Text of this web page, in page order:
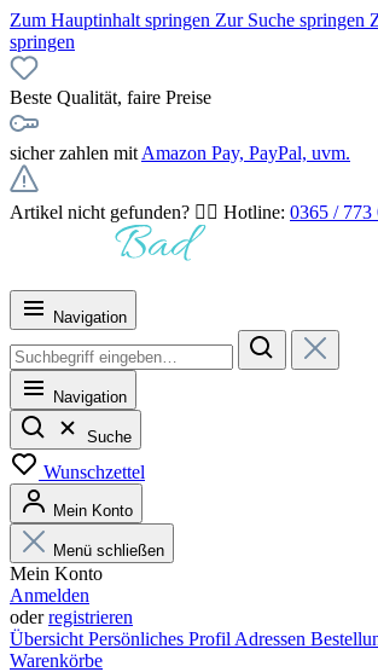
Zum Hauptinhalt springen Zur Suche springen
springen
Beste Qualität, faire Preise
sicher zahlen mit Amazon Pay, PayPal, uvm.
Artikel nicht gefunden? 👉🏻 Hotline: 0365 / 773
Navigation
Navigation
Suche
Wunschzettel
Mein Konto
Menü schließen
Mein Konto
Anmelden
oderregistrieren
Übersicht Persönliches Profil Adressen
Warenkörbe